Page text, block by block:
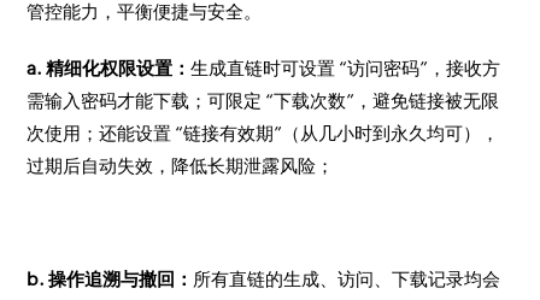
管控能力，平衡便捷与安全。
a. 精细化权限设置：生成直链时可设置 “访问密码”，接收方
需输入密码才能下载；可限定 “下载次数”，避免链接被无限
次使用；还能设置 “链接有效期”（从几小时到永久均可），
过期后自动失效，降低长期泄露风险；
b. 操作追溯与撤回： 所有直链的生成、访问、下载记录均会